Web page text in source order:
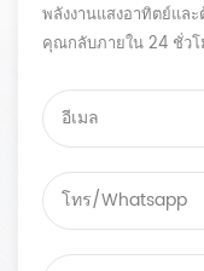
พลังงานแสงอาทิตย์และ
คุณกลับภายใน 24 ชั่วโ